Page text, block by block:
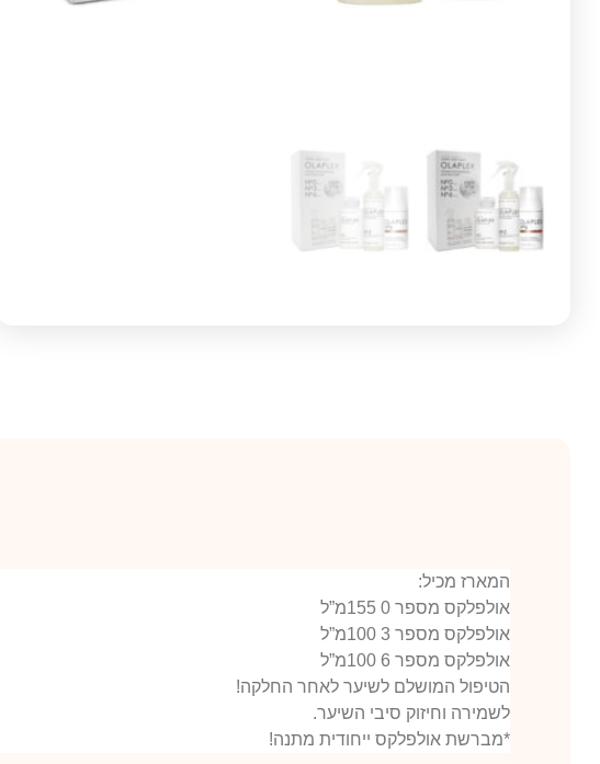
המארז מכיל:
אולפלקס מספר 0 155מ”ל
אולפלקס מספר 3 100מ”ל
אולפלקס מספר 6 100מ”ל
הטיפול המושלם לשיער לאחר החלקה!
לשמירה וחיזוק סיבי השיער.
*מברשת אולפלקס ייחודית מתנה!